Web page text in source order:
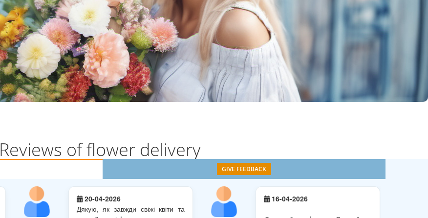
Reviews of flower delivery
GIVE FEEDBACK
20-04-2026
Дякую, як завжди свіжі квіти та
16-04-2026